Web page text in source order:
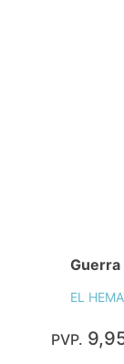
Guerra
EL
PVP.